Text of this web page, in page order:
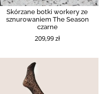
Skórzane botki workery ze
sznurowaniem The Season
czarne
209,99 zł